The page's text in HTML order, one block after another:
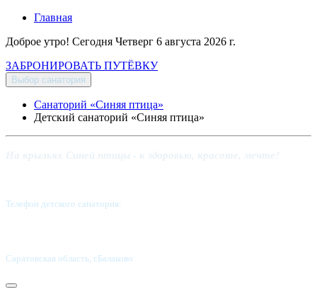
Главная
Доброе утро! Сегодня Четверг 6 августа 2026 г.
ЗАБРОНИРОВАТЬ ПУТЁВКУ
Выбор санатория
Санаторий «Синяя птица»
Детский санаторий «Синяя птица»
Телефон детского санатория:
Саратовская область, г.Балаково